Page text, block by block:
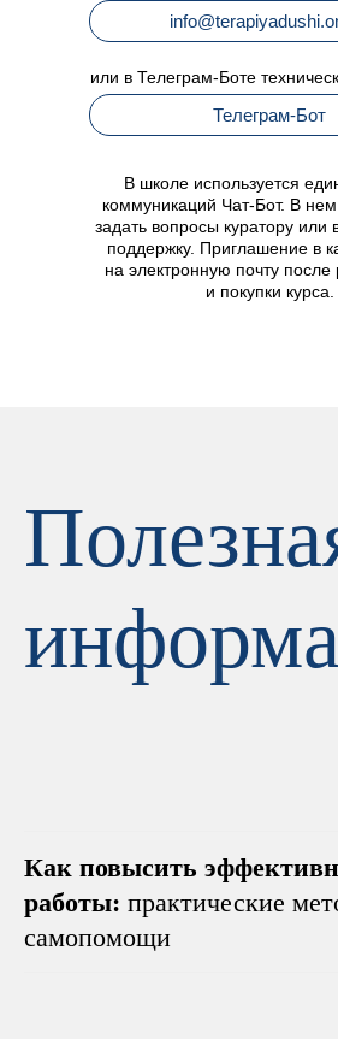
В школе используется
коммуникаций Чат-Бот. В
задать вопросы куратору или
поддержку. Приглашение в
на электронную почту после
и покупки курса.
или в Телеграм-Боте
Телеграм-Бот
Как повысить
работы: практические
самопомощи